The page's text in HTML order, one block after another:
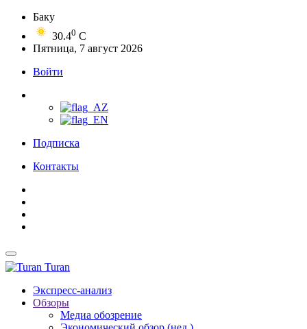
Баку
30.40 C
Пятница, 7 август 2026
Войти
Подписка
Контакты
Turan
Экспресс-анализ
Обзоры
Медиа обозрение